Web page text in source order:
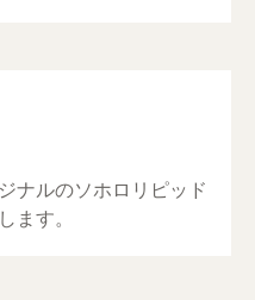
ナルのソホロリピッド
ます。